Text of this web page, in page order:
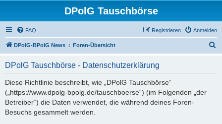
DPolG Tauschbörse
FAQ Anmelden
Registrieren
DPolG-BPolG News Foren-Übersicht
DPolG Tauschbörse - Datenschutzerklärung
Diese Richtlinie beschreibt, wie „DPolG Tauschbörse“
(„https://www.dpolg-bpolg.de/tauschboerse“) (im Folgenden „der
Betreiber“) die Daten verwendet, die während deines Foren-
Besuchs gesammelt werden.